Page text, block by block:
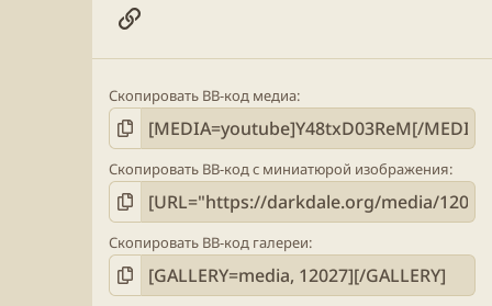
Ссылка
Скопировать BB-код медиа
Скопировать BB-код с миниатюрой изображения
Скопировать BB-код галереи